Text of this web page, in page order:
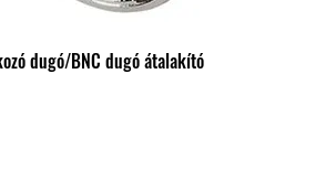
dugó/BNC dugó átalakító